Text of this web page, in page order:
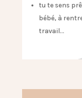
tu te sens
bébé, à
travail…